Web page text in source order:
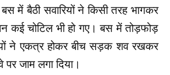
में बैठी सवारियों ने किसी तरह भागकर
कई चोटिल भी हो गए। बस में तोड़फोड़
ने एकत्र होकर बीच सड़क शव रखकर
पर जाम लगा दिया।